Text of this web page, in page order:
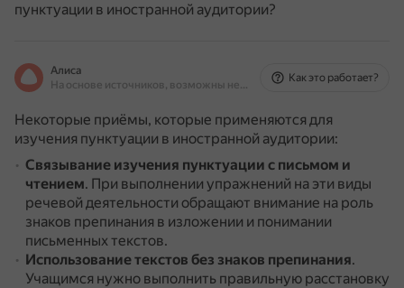
пунктуации в иностранной аудитории?
Алиса
На основе источников, возможны неточности
Как это работает?
Некоторые приёмы, которые применяются для
изучения пунктуации в иностранной аудитории:
Связывание изучения пунктуации с письмом и
чтением. При выполнении упражнений на эти виды
речевой деятельности обращают внимание на роль
знаков препинания в изложении и понимании
письменных текстов.
Использование текстов без знаков препинания.
Учащимся нужно выполнить правильную расстановку